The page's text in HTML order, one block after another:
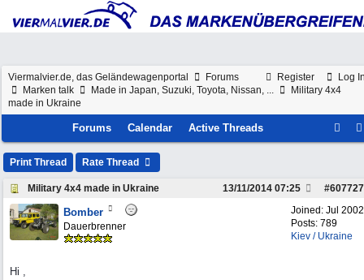
Register Log
Viermalvier.de, das Geländewagenportal
Forums
Marken talk
Made in Japan, Suzuki, Toyota, Nissan, ...
Military 4x4
made in Ukraine
Forums Calendar Active Threads
Print Thread Rate Thread
Military 4x4 made in Ukraine #607727
13/11/2014 07:25
Joined: Jul 2002
Posts: 789
Kiev / Ukraine
Bomber
Dauerbrenner
Hi ,